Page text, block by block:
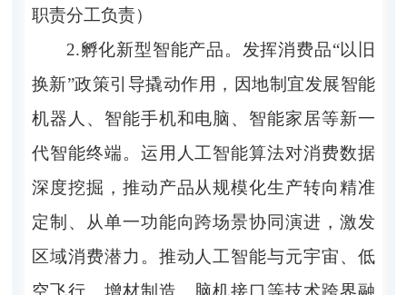
职责分工负责）
2.孵化新型智能产品。发挥消费品“以旧
换新”政策引导撬动作用，因地制宜发展智能
机器人、智能手机和电脑、智能家居等新一
代智能终端。运用人工智能算法对消费数据
深度挖掘，推动产品从规模化生产转向精准
定制、从单一功能向跨场景协同演进，激发
区域消费潜力。推动人工智能与元宇宙、低
空飞行、增材制造、脑机接口等技术跨界融